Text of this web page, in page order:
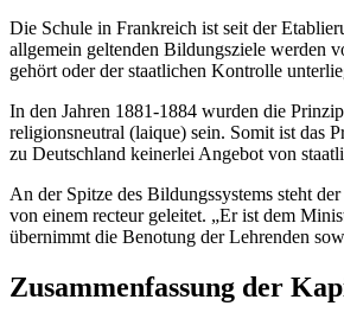
Die Schule in Frankreich ist seit der
allgemein geltenden Bildungsziele werden
gehört oder der staatlichen Kontrolle
In den Jahren 1881-1884 wurden die
religionsneutral (laique) sein. Somit ist das
zu Deutschland keinerlei Angebot von
An der Spitze des Bildungssystems steht
von einem recteur geleitet. „Er ist dem
übernimmt die Benotung der Lehrenden
Zusammenfassung der